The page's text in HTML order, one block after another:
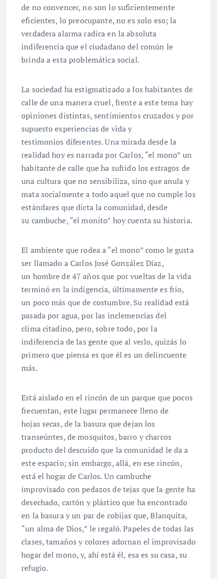
de no convencer, no son lo suficientemente
eficientes, lo preocupante, no es solo eso; la
verdadera alarma radica en la absoluta
indiferencia que el ciudadano del común le
brinda a esta problemática social.
La sociedad ha estigmatizado a los habitantes de
calle de una manera cruel, frente a este tema hay
opiniones distintas, sentimientos cruzados y por
supuesto experiencias de vida y
testimonios diferentes. Una mirada desde la
realidad hoy es narrada por Carlos, “el mono” un
habitante de calle que ha sufrido los estragos de
una cultura que no sensibiliza, sino que anula y
mata socialmente a todo aquel que no cumple los
estándares que dicta la comunidad, desde
su cambuche, “el monito” hoy cuenta su historia.
El ambiente que rodea a “el mono” como le gusta
ser llamado a Carlos José González Díaz,
un hombre de 47 años que por vueltas de la vida
terminó en la indigencia, últimamente es frio,
un poco más que de costumbre. Su realidad está
pasada por agua, por las inclemencias del
clima citadino, pero, sobre todo, por la
indiferencia de las gente que al verlo, quizás lo
primero que piensa es que él es un delincuente
más.
Está aislado en el rincón de un parque que pocos
frecuentan, este lugar permanece lleno de
hojas secas, de la basura que dejan los
transeúntes, de mosquitos, barro y charcos
producto del descuido que la comunidad le da a
este espacio; sin embargo, allá, en ese rincón,
está el hogar de Carlos. Un cambuche
improvisado con pedazos de tejas que la gente ha
desechado, cartón y plástico que ha encontrado
en la basura y un par de cobijas que, Blanquita,
“un alma de Dios,” le regaló. Papeles de todas las
clases, tamaños y colores adornan el improvisado
hogar del mono, y, ahí está él, esa es su casa, su
refugio.